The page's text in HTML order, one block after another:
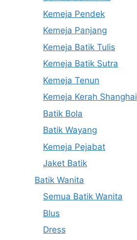
Kemeja Pendek
Kemeja Panjang
Kemeja Batik Tulis
Kemeja Batik Sutra
Kemeja Tenun
Kemeja Kerah Shanghai
Batik Bola
Batik Wayang
Kemeja Pejabat
Jaket Batik
Batik Wanita
Semua Batik Wanita
Blus
Dress